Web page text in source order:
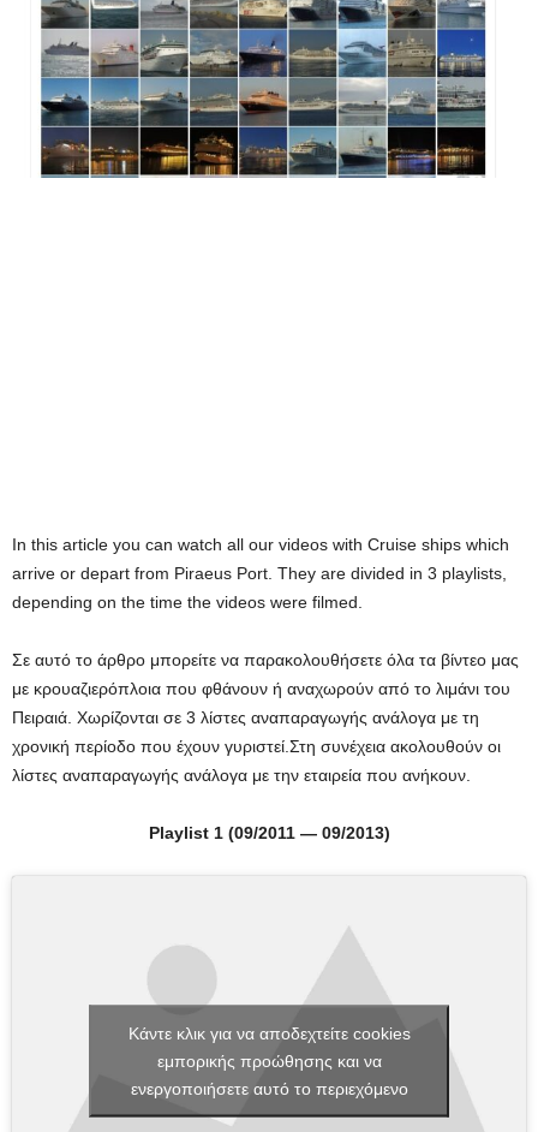
In this article you can watch all our videos with Cruise ships which
arrive or depart from Piraeus Port. They are divided in 3 playlists,
depending on the time the videos were filmed.
Σε αυτό το άρθρο μπορείτε να παρακολουθήσετε όλα τα βίντεο μας
με κρουαζιερόπλοια που φθάνουν ή αναχωρούν από το λιμάνι του
Πειραιά Χωρίζονται σε 3 λίστες αναπαραγωγής ανάλογα με τη
χρονική περίοδο που έχουν γυριστεί.Στη συνέχεια ακολουθούν οι
λίστες αναπαραγωγής ανάλογα με την εταιρεία που ανήκουν.
Playlist 1 (09/2011 — 09/2013)
Κάντε κλικ για να αποδεχτείτε cookies
εμπορικής προώθησης και να
ενεργοποιήσετε αυτό το περιεχόμενο